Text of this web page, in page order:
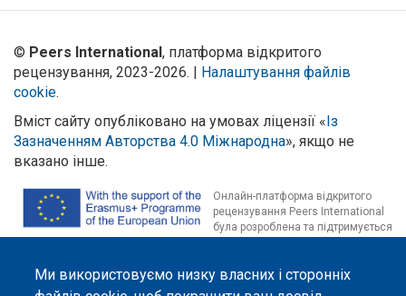
Ми використовуємо низку власних і сторонніх
© Peers International, платформа відкритого
рецензування, 2023-2026. | Налаштування файлів
cookie.
Вміст сайту опубліковано на умовах ліцензії «Із
Зазначенням Авторства 4.0 Міжнародна», якщо не
вказано інше.
Онлайн-платформа відкритого
рецензування Peers International
була розроблена та підтримується
Єврокомісією створення цього вебсайту не означає схвалення його
змісту, який відображає виключно погляди авторів. Єврокомісія не